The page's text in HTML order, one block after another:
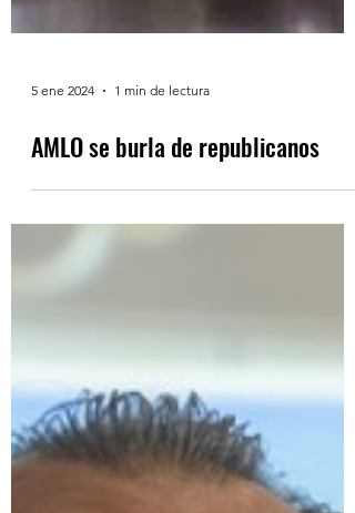
5 ene 2024 1 min de lectura
AMLO se burla de republicanos